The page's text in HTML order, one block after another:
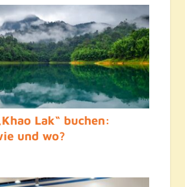
Lak“ buchen:
und wo?